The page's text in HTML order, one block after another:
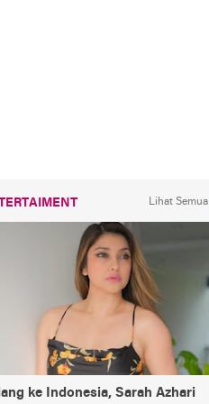
Lihat Semua
ke Indonesia, Sarah Azhari